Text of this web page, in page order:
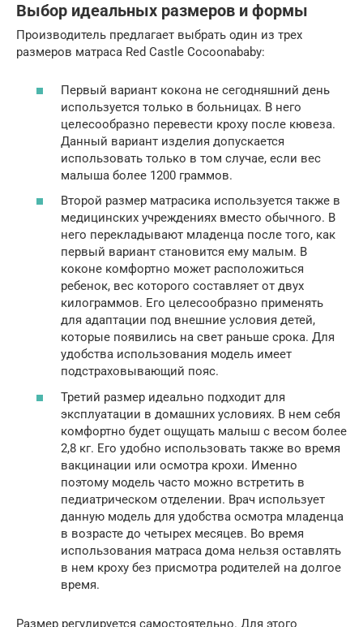
Выбор идеальных размеров и формы
Производитель предлагает выбрать один из трех
размеров матраса Red Castle Cocoonababy:
Первый вариант кокона не сегодняшний день
используется только в больницах. В него
целесообразно перевести кроху после кювеза.
Данный вариант изделия допускается
использовать только в том случае, если вес
малыша более 1200 граммов.
Второй размер матрасика используется также в
медицинских учреждениях вместо обычного. В
него перекладывают младенца после того, как
первый вариант становится ему малым. В
коконе комфортно может расположиться
ребенок, вес которого составляет от двух
килограммов. Его целесообразно применять
для адаптации под внешние условия детей,
которые появились на свет раньше срока. Для
удобства использования модель имеет
подстраховывающий пояс.
Третий размер идеально подходит для
эксплуатации в домашних условиях. В нем себя
комфортно будет ощущать малыш с весом более
2,8 кг. Его удобно использовать также во время
вакцинации или осмотра крохи. Именно
поэтому модель часто можно встретить в
педиатрическом отделении. Врач использует
данную модель для удобства осмотра младенца
в возрасте до четырех месяцев. Во время
использования матраса дома нельзя оставлять
в нем кроху без присмотра родителей на долгое
время.
Размер регулируется самостоятельно. Для этого